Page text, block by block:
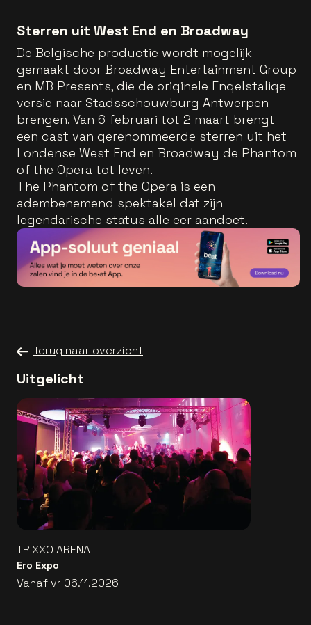
Sterren uit West End en Broadway
De Belgische productie wordt mogelijk
gemaakt door Broadway Entertainment Group
en MB Presents, die de originele Engelstalige
versie naar Stadsschouwburg Antwerpen
brengen. Van 6 februari tot 2 maart brengt
een cast van gerenommeerde sterren uit het
Londense West End en Broadway de Phantom
of the Opera tot leven.
The Phantom of the Opera is een
adembenemend spektakel dat zijn
legendarische status alle eer aandoet.
Terug naar overzicht
Uitgelicht
TRIXXO ARENA
Ero Expo
Vanaf vr 06.11.2026